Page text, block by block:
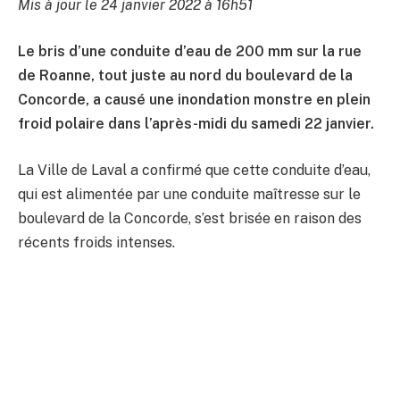
Mis à jour le 24 janvier 2022 à 16h51
Le bris d’une conduite d’eau de 200 mm sur la rue
de Roanne, tout juste au nord du boulevard de la
Concorde, a causé une inondation monstre en plein
froid polaire dans l’après-midi du samedi 22 janvier.
La Ville de Laval a confirmé que cette conduite d’eau,
qui est alimentée par une conduite maîtresse sur le
boulevard de la Concorde, s’est brisée en raison des
récents froids intenses.